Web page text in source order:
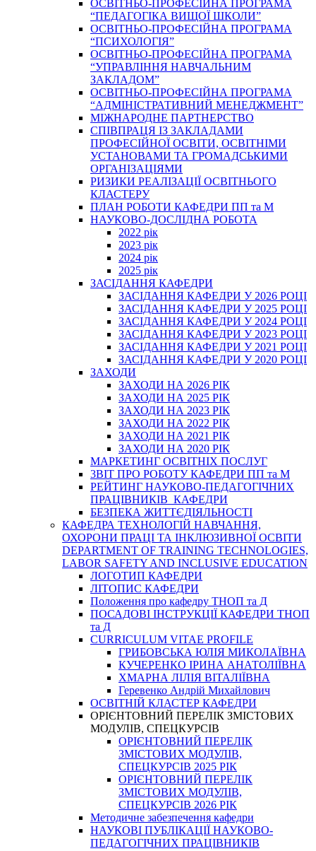
ОСВІТНЬО-ПРОФЕСІЙНА ПРОГРАМА
“ПЕДАГОГІКА ВИЩОЇ ШКОЛИ”
ОСВІТНЬО-ПРОФЕСІЙНА ПРОГРАМА
“ПСИХОЛОГІЯ”
ОСВІТНЬО-ПРОФЕСІЙНА ПРОГРАМА
“УПРАВЛІННЯ НАВЧАЛЬНИМ
ЗАКЛАДОМ”
ОСВІТНЬО-ПРОФЕСІЙНА ПРОГРАМА
“АДМІНІСТРАТИВНИЙ МЕНЕДЖМЕНТ”
МІЖНАРОДНЕ ПАРТНЕРСТВО
СПІВПРАЦЯ ІЗ ЗАКЛАДАМИ
ПРОФЕСІЙНОЇ ОСВІТИ, ОСВІТНІМИ
УСТАНОВАМИ ТА ГРОМАДСЬКИМИ
ОРГАНІЗАЦІЯМИ
РИЗИКИ РЕАЛІЗАЦІЇ ОСВІТНЬОГО
КЛАСТЕРУ
ПЛАН РОБОТИ КАФЕДРИ ПП та М
НАУКОВО-ДОСЛІДНА РОБОТА
2022 рік
2023 рік
2024 рік
2025 рік
ЗАСІДАННЯ КАФЕДРИ
ЗАСІДАННЯ КАФЕДРИ У 2026 РОЦІ
ЗАСІДАННЯ КАФЕДРИ У 2025 РОЦІ
ЗАСІДАННЯ КАФЕДРИ У 2024 РОЦІ
ЗАСІДАННЯ КАФЕДРИ У 2023 РОЦІ
ЗАСІДАННЯ КАФЕДРИ У 2021 РОЦІ
ЗАСІДАННЯ КАФЕДРИ У 2020 РОЦІ
ЗАХОДИ
ЗАХОДИ НА 2026 РІК
ЗАХОДИ НА 2025 РІК
ЗАХОДИ НА 2023 РІК
ЗАХОДИ НА 2022 РІК
ЗАХОДИ НА 2021 РІК
ЗАХОДИ НА 2020 РІК
МАРКЕТИНГ ОСВІТНІХ ПОСЛУГ
3BIT ПРО РОБОТУ КАФЕДРИ ПП та М
РЕЙТИНГ НАУКОВО-ПЕДАГОГІЧНИХ
ПРАЦІВНИКІВ КАФЕДРИ
БЕЗПЕКА ЖИТТЄДІЯЛЬНОСТІ
КАФЕДРА ТЕХНОЛОГІЙ НАВЧАННЯ,
ОХОРОНИ ПРАЦІ ТА ІНКЛЮЗИВНОЇ ОСВІТИ
DEPARTMENT OF TRAINING TECHNOLOGIES,
LABOR SAFETY AND INCLUSIVE EDUCATION
ЛОГОТИП КАФЕДРИ
ЛІТОПИС КАФЕДРИ
Положення про кафедру ТНОП та Д
ПОСАДОВІ ІНСТРУКЦІЇ КАФЕДРИ ТНОП
та Д
CURRICULUM VITAE PROFILE
ГРИБОВСЬКА ЮЛІЯ МИКОЛАЇВНА
КУЧЕРЕНКО ІРИНА АНАТОЛІЇВНА
ХМАРНА ЛІЛІЯ ВІТАЛІЇВНА
Геревенко Андрій Михайлович
ОСВІТНІЙ КЛАСТЕР КАФЕДРИ
ОРІЄНТОВНИЙ ПЕРЕЛІК ЗМІСТОВИХ
МОДУЛІВ, СПЕЦКУРСІВ
ОРІЄНТОВНИЙ ПЕРЕЛІК
ЗМІСТОВИХ МОДУЛІВ,
СПЕЦКУРСІВ 2025 РІК
ОРІЄНТОВНИЙ ПЕРЕЛІК
ЗМІСТОВИХ МОДУЛІВ,
СПЕЦКУРСІВ 2026 РІК
Методичне забезпечення кафедри
НАУКОВІ ПУБЛІКАЦІЇ НАУКОВО-
ПЕДАГОГІЧНИХ ПРАЦІВНИКІВ